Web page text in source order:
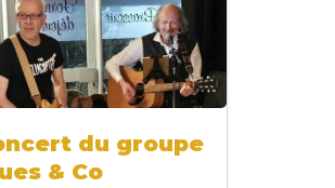
du groupe
& Co